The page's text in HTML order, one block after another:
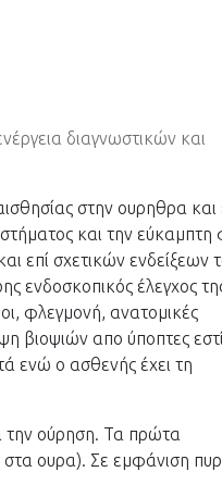
διαγνωστικών και
στην ουρηθρα και
και την εύκαμπτη
επί σχετικών ενδείξεων
ενδοσκοπικός έλεγχος
φλεγμονή, ανατομικές
βιοψιών απο ύποπτες
ενώ ο ασθενής έχει τη
την ούρηση. Τα πρώτα
στα ουρα). Σε εμφάνιση